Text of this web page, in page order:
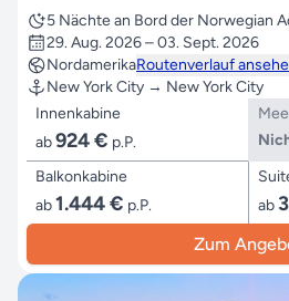
5 Nächte an Bord der Norwegian
29. Aug. 2026 – 03. Sept. 2026
NordamerikaRoutenverlauf
New York City → New York City
Innenkabine
ab924 € p.P.
Balkonkabine
ab1.444 € p.P.
ab
Zum